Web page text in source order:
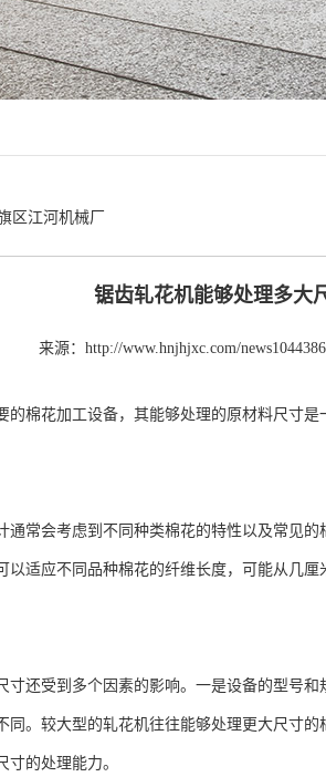
区江河机械厂
锯齿轧花机能够处理多大
来源：http://www.hnjhjxc.com/
的棉花加工设备，其能够处理的原材料尺寸是
常会考虑到不同种类棉花的特性以及常见的
以适应不同品种棉花的纤维长度，可能从几
还受到多个因素的影响。一是设备的型号和
同。较大型的轧花机往往能够处理更大尺寸
寸的处理能力。